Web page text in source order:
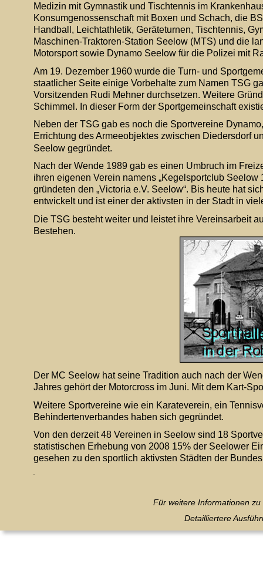
Medizin mit Gymnastik und Tischtennis im
Konsumgenossenschaft mit Boxen und Schach, die
Handball, Leichtathletik, Geräteturnen, Tischtennis,
Maschinen-Traktoren-Station Seelow (MTS) und die
Motorsport sowie Dynamo Seelow für die Polizei mit
Am 19. Dezember 1960 wurde die Turn- und
staatlicher Seite einige Vorbehalte zum Namen TSG
Vorsitzenden Rudi Mehner durchsetzen. Weitere
Schimmel. In dieser Form der Sportgemeinschaft
Neben der TSG gab es noch die Sportvereine
Errichtung des Armeeobjektes zwischen Diedersdorf
Seelow gegründet.
Nach der Wende 1989 gab es einen Umbruch im
ihren eigenen Verein namens „Kegelsportclub
gründeten den „Victoria e.V. Seelow“. Bis heute hat
entwickelt und ist einer der aktivsten in der Stadt in
Die TSG besteht weiter und leistet ihre Vereinsarbeit
Bestehen.
Der MC Seelow hat seine Tradition auch nach der
Jahres gehört der Motorcross im Juni. Mit dem Kart-
Weitere Sportvereine wie ein Karateverein, ein
Behindertenverbandes haben sich gegründet.
Von den derzeit 48 Vereinen in Seelow sind 18
statistischen Erhebung von 2008 15% der Seelower
gesehen zu den sportlich aktivsten Städten der
Für weitere Informationen
Detailliertere